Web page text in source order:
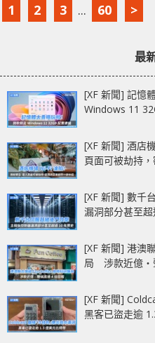
1 2 3 ... 60 >
最
[XF 新聞] 記憶
Windows 11
[XF 新聞] 酒店
頁面可被劫持
[XF 新聞] 數千
漏洞部分甚至
[XF 新聞] 港澳
局 涉款近億‧
[XF 新聞]
黑客已盜走逾